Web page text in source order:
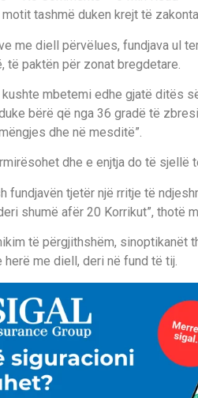
tashmë duken krejt të
me diell përvëlues, fundjava ul
të paktën për zonat bregdetare.
kushte mbetemi edhe gjatë ditës
bërë që nga 36 gradë të
dhe në mesditë”.
dhe e enjtja do të sjellë
fundjavën tjetër një rritje të
shumë afër 20 Korrikut”, thotë
të përgjithshëm, sinoptikanët
herë me diell, deri në fund të tij.